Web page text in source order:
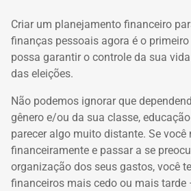
Criar um planejamento financeiro
finanças pessoais agora é o
possa garantir o controle da sua
das eleições.
Não podemos ignorar que
gênero e/ou da sua classe,
parecer algo muito distante. Se você
financeiramente e passar a se
organização dos seus gastos, você
financeiros mais cedo ou mais tarde